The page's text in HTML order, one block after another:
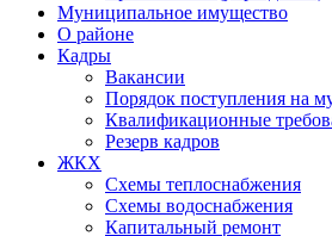
Муниципальное имущество
О районе
Кадры
Вакансии
Порядок поступления на
Квалификационные
Резерв кадров
ЖКХ
Схемы теплоснабжения
Схемы водоснабжения
Капитальный ремонт